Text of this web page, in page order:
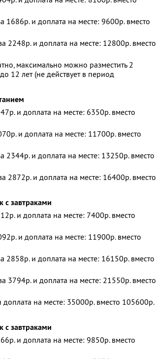
и доплата на месте: 9600р. вместо
2248р. и доплата на месте: 12800р. вместо
максимально можно разместить 2
12 лет (не действует в период
и доплата на месте: 6350р. вместо
и доплата на месте: 11700р. вместо
и доплата на месте: 13250р. вместо
2872р. и доплата на месте: 16400р. вместо
с завтраками
и доплата на месте: 7400р. вместо
и доплата на месте: 11900р. вместо
и доплата на месте: 16150р. вместо
3794р. и доплата на месте: 21550р. вместо
на месте: 35000р. вместо 105600р.
с завтраками
и доплата на месте: 9850р. вместо